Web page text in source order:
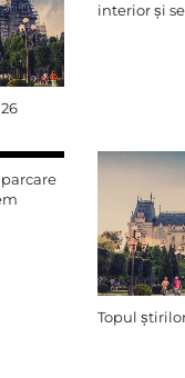
interior și
Topul